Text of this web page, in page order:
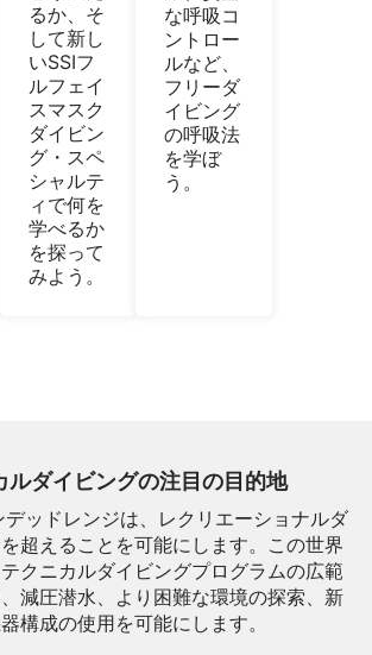
るか、そ
して新し
いSSIフ
ルフェイ
スマスク
ダイビン
グ・スペ
シャルテ
ィで何を
学べるか
を探って
みよう。
な呼吸コ
ントロー
ルなど、
フリーダ
イビング
の呼吸法
を学ぼ
う。
ルダイビングの注目の目的地
デッドレンジは、レクリエーショナルダ
超えることを可能にします。この世界
クニカルダイビングプログラムの広範
減圧潜水、より困難な環境の探索、新
構成の使用を可能にします。